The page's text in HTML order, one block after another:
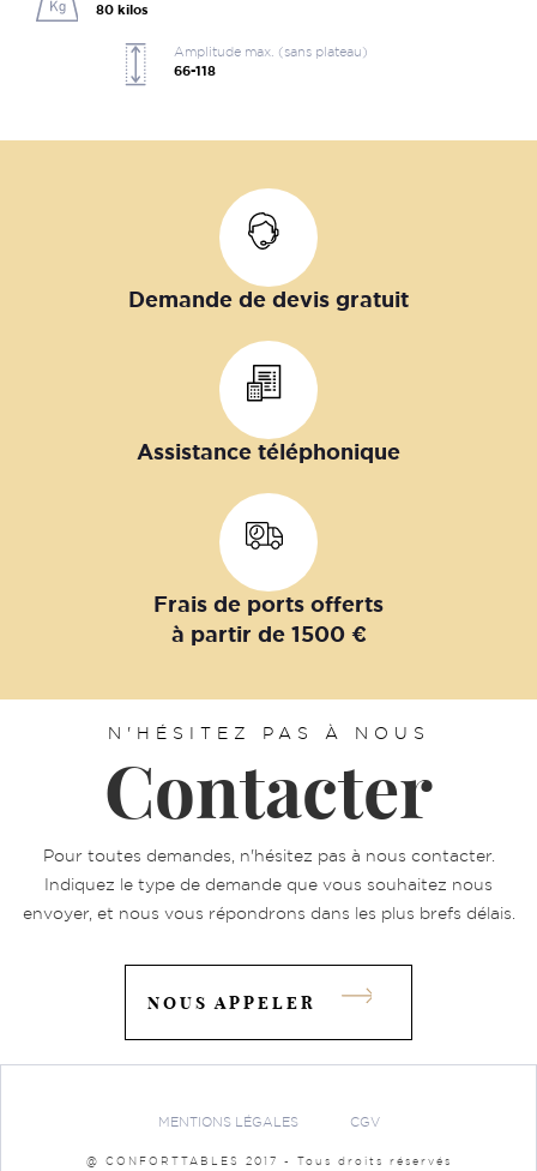
80 kilos
Amplitude max. (sans plateau)
66-118
Demande de devis gratuit
Assistance téléphonique
Frais de ports offerts
à partir de 1500 €
N'HÉSITEZ PAS À NOUS
Contacter
Pour toutes demandes, n'hésitez pas à nous contacter.
Indiquez le type de demande que vous souhaitez nous
envoyer, et nous vous répondrons dans les plus brefs délais.
NOUS APPELER
MENTIONS LÉGALES CGV
@ CONFORTTABLES 2017 - Tous droits réservés